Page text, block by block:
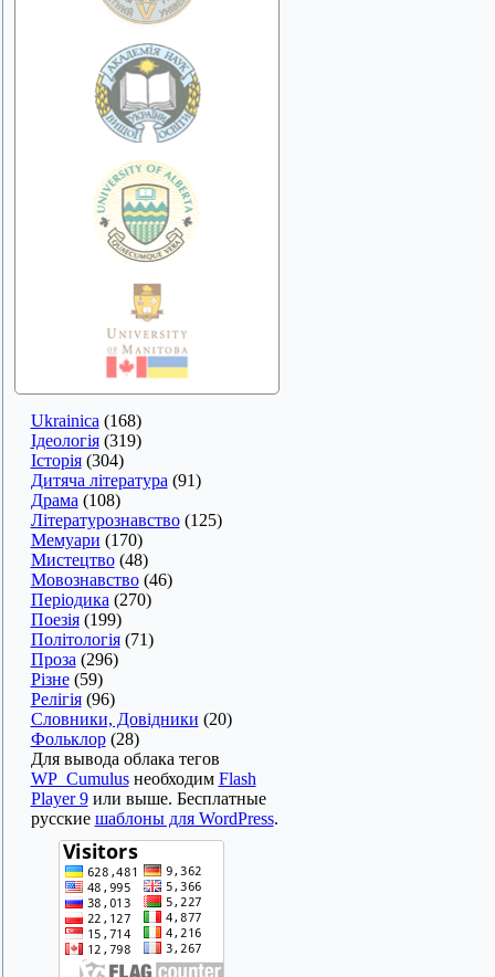
Ukrainica (168)
Ідеологія(319)
Історія(304)
Дитяча література (91)
Драма (108)
Літературознавство(125)
Мемуари (170)
Мистецтво(48)
Мовознавство(46)
Періодика (270)
Поезія(199)
Політологія(71)
Проза (296)
Різне(59)
Релігія(96)
Словники, Довідники (20)
Фольклор(28)
Для вывода облака тегов
WP_Cumulusнеобходим Flash
Player 9или выше. Бесплатные
русские шаблоны для WordPress.